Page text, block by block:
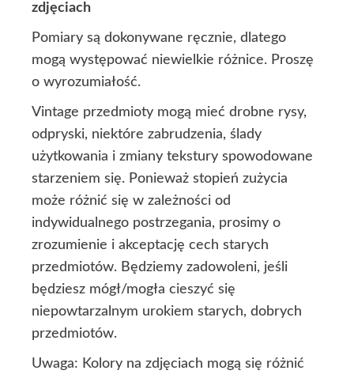
zdjęciach
Pomiary są dokonywane ręcznie, dlatego
mogą występować niewielkie różnice. Proszę
o wyrozumiałość.
Vintage przedmioty mogą mieć drobne rysy,
odpryski, niektóre zabrudzenia, ślady
użytkowania i zmiany tekstury spowodowane
starzeniem się. Ponieważ stopień zużycia
może różnić się w zależności od
indywidualnego postrzegania, prosimy o
zrozumienie i akceptację cech starych
przedmiotów. Będziemy zadowoleni, jeśli
będziesz mógł/mogła cieszyć się
niepowtarzalnym urokiem starych, dobrych
przedmiotów.
Uwaga: Kolory na zdjęciach mogą się różnić